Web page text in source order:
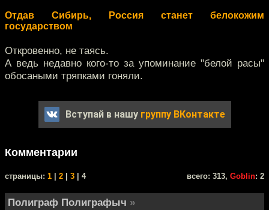
Отдав Сибирь, Россия станет белокожим
государством
Откровенно, не таясь.
А ведь недавно кого-то за упоминание "белой расы"
обосаными тряпками гоняли.
Вступай в нашу группу ВКонтакте
Комментарии
cтраницы: 1 2 3 | 4 всего: 313, Goblin: 2
Полиграф Полиграфыч »